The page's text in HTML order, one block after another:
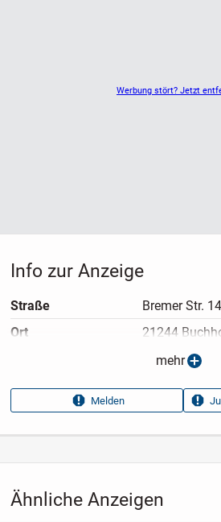
Werbung stört? Jetzt
Ähnliche Anzeigen
Info zur Anzeige
Straße
Bremer Str.
Ort
21244
Nummer
Anzeigen­typ
Privatangebot
Anzeigen­datum
14.07.2026
Anzeigen­kennung
14439530
Aufrufe dieser
Anzeige
mehr
Melden